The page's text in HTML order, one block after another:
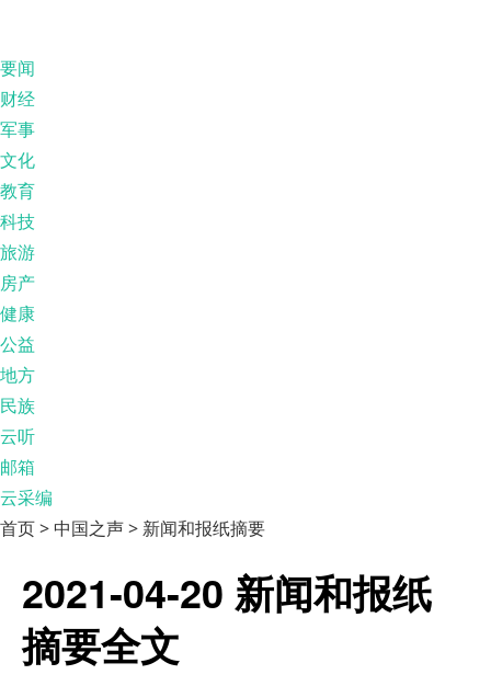
要闻
财经
军事
文化
教育
科技
旅游
房产
健康
公益
地方
民族
云听
邮箱
云采编
首页 > 中国之声 > 新闻和报纸摘要
2021-04-20 新闻和报纸
摘要全文